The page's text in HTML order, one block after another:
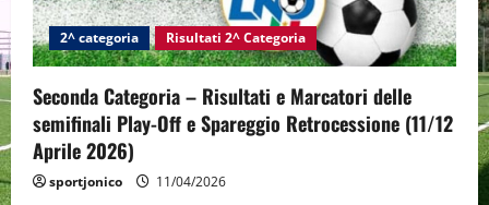
2^ categoria Risultati 2^ Categoria
Seconda Categoria – Risultati e Marcatori delle
semifinali Play-Off e Spareggio Retrocessione (11/12
Aprile 2026)
sportjonico 11/04/2026